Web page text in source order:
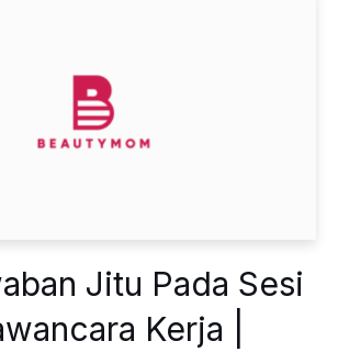
Jitu Pada Sesi
Kerja |